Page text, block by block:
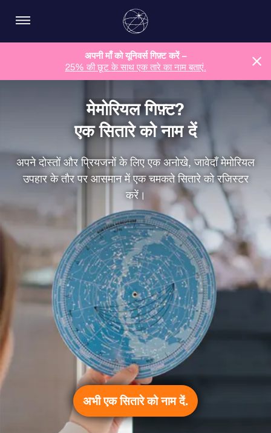
अपनी माँ को यूनिवर्स गिफ़्ट करें –
25% की छूट के साथ एक तारे का नाम बताएं.
मेमोरियल गिफ़्ट?
एक सितारे को नाम दें
अपने दोस्तों और प्रियजनों के लिए एक अनोखे, जावेदाँ मेमोरियल
उपहार के तौर पर आसमान में एक चमकते सितारे को रजिस्टर
करें।
अभी एक सितारे को नाम दें.